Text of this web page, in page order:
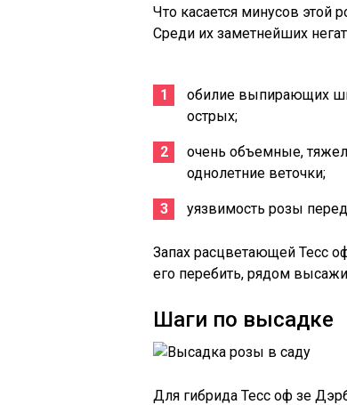
Что касается минусов этой
Среди их заметнейших
обилие выпирающих
острых;
очень объемные,
однолетние веточки;
уязвимость розы
Запах расцветающей Тесс
его перебить, рядом
Шаги по высадке
Для гибрида Тесс оф зе